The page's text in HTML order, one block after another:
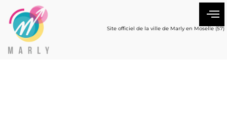
Site officiel de la ville de Marly en Moselle (57)